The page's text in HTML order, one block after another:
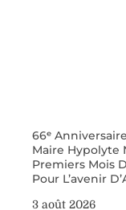
66ᵉ
Maire Hypolyte
Premiers Mois
Pour L’avenir
3 août 2026